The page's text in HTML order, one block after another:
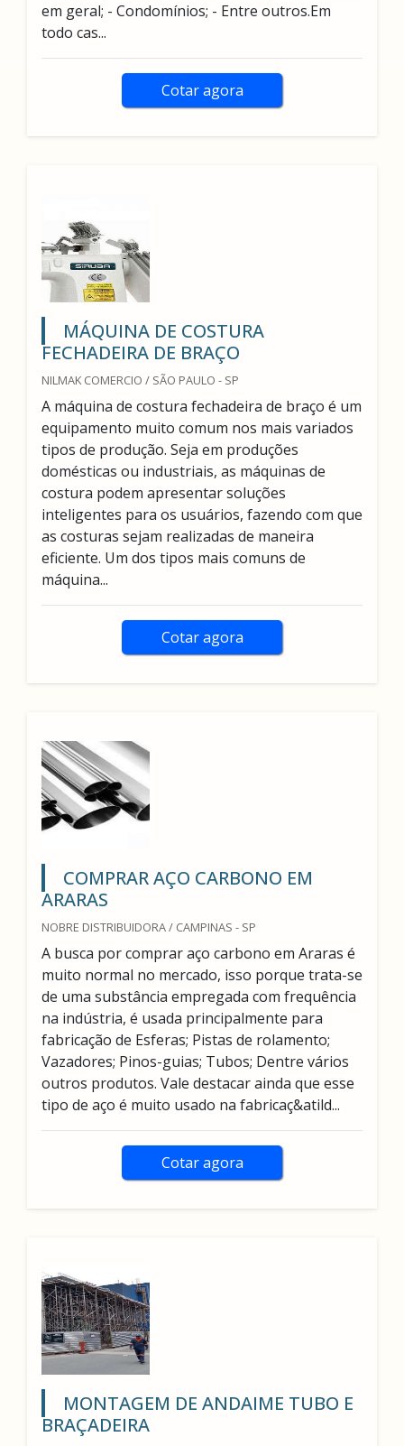
em geral; - Condomínios; - Entre outros.Em
todo cas...
Cotar agora
MÁQUINA DE COSTURA
FECHADEIRA DE BRAÇO
NILMAK COMERCIO / SÃO PAULO - SP
A máquina de costura fechadeira de braço é um
equipamento muito comum nos mais variados
tipos de produção. Seja em produções
domésticas ou industriais, as máquinas de
costura podem apresentar soluções
inteligentes para os usuários, fazendo com que
as costuras sejam realizadas de maneira
eficiente. Um dos tipos mais comuns de
máquina...
Cotar agora
COMPRAR AÇO CARBONO EM
ARARAS
NOBRE DISTRIBUIDORA / CAMPINAS - SP
A busca por comprar aço carbono em Araras é
muito normal no mercado, isso porque trata-se
de uma substância empregada com frequência
na indústria, é usada principalmente para
fabricação de Esferas; Pistas de rolamento;
Vazadores; Pinos-guias; Tubos; Dentre vários
outros produtos. Vale destacar ainda que esse
tipo de aço é muito usado na fabricaç&atild...
Cotar agora
MONTAGEM DE ANDAIME TUBO E
BRAÇADEIRA